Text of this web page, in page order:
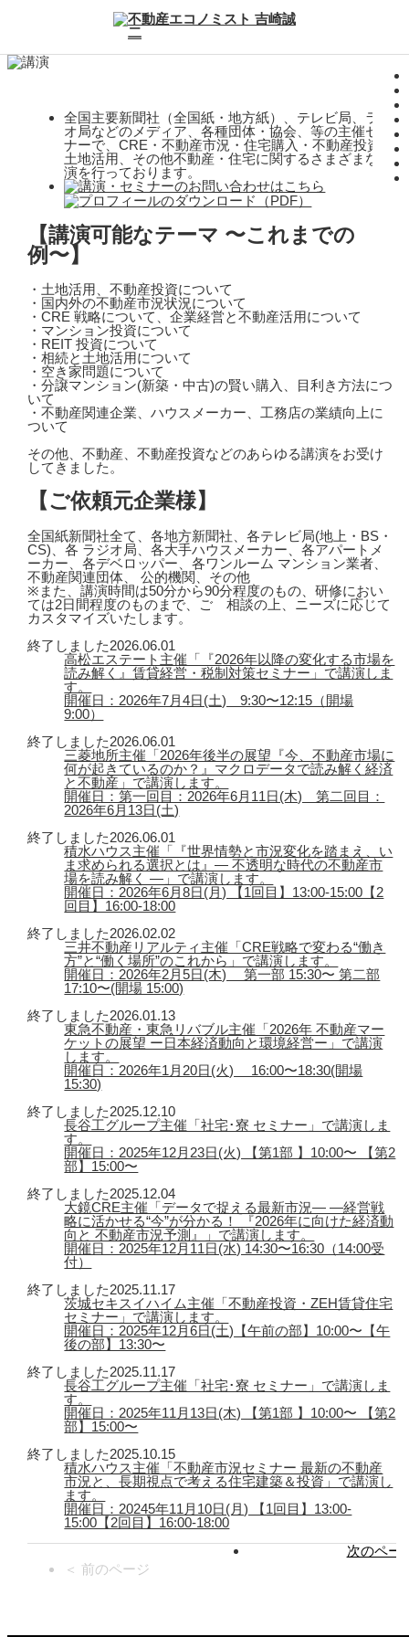
全国主要新聞社（全国紙・地方紙）、テレビ局、ラジ
オ局などのメディア、各種団体・協会、等の主催セミ
ナーで、CRE・不動産市況・住宅購入・不動産投資・
土地活用、その他不動産・住宅に関するさまざまな講
演を行っております。
【講演可能なテーマ 〜これまでの
例〜】
・土地活用、不動産投資について
・国内外の不動産市況状況について
・CRE 戦略について、企業経営と不動産活用について
・マンション投資について
・REIT 投資について
・相続と土地活用について
・空き家問題について
・分譲マンション(新築・中古)の賢い購入、目利き方法につ
いて
・不動産関連企業、ハウスメーカー、工務店の業績向上に
ついて
その他、不動産、不動産投資などのあらゆる講演をお受け
してきました。
【ご依頼元企業様】
全国紙新聞社全て、各地方新聞社、各テレビ局(地上・BS・
CS)、各 ラジオ局、各大手ハウスメーカー、各アパートメ
ーカー、各デベロッパー、各ワンルーム マンション業者、
不動産関連団体、 公的機関、その他
※また、講演時間は50分から90分程度のもの、研修におい
ては2日間程度のものまで、ご゙相談の上、ニーズに応じて
カスタマイズいたします。
終了しました2026.06.01
高松エステート主催「『2026年以降の変化する市場を
読み解く』賃貸経営・税制対策セミナー」で講演しま
す。
開催日：2026年7月4日(土) 9:30〜12:15（開場
9:00）
終了しました2026.06.01
三菱地所主催「2026年後半の展望『今、不動産市場に
何が起きているのか？』マクロデータで読み解く経済
と不動産」で講演します。
開催日：第一回目：2026年6月11日(木) 第二回目：
2026年6月13日(土)
終了しました2026.06.01
積水ハウス主催「『世界情勢と市況変化を踏まえ、い
ま求められる選択とは』― 不透明な時代の不動産市
場を読み解く ―」で講演します。
開催日：2026年6月8日(月) 【1回目】13:00-15:00【2
回目】16:00-18:00
終了しました2026.02.02
三井不動産リアルティ主催「CRE戦略で変わる“働き
方”と“働く場所”のこれから」で講演します。
開催日：2026年2月5日(木) 第一部 15:30〜 第二部
17:10〜(開場 15:00)
終了しました2026.01.13
東急不動産・東急リバブル主催「2026年 不動産マー
ケットの展望 ー日本経済動向と環境経営ー」で講演
します。
開催日：2026年1月20日(火) 16:00〜18:30(開場
15:30)
終了しました2025.12.10
長谷工グループ主催「社宅･寮 セミナー」で講演しま
す。
開催日：2025年12月23日(火) 【第1部 】10:00〜 【第2
部】15:00〜
終了しました2025.12.04
大鏡CRE主催「データで捉える最新市況― ―経営戦
略に活かせる“今”が分かる！ 『2026年に向けた経済動
向と 不動産市況予測』」で講演します。
開催日：2025年12月11日(水) 14:30〜16:30（14:00受
付）
終了しました2025.11.17
茨城セキスイハイム主催「不動産投資・ZEH賃貸住宅
セミナー」で講演します。
開催日：2025年12月6日(土)【午前の部】10:00〜【午
後の部】13:30〜
終了しました2025.11.17
長谷工グループ主催「社宅･寮 セミナー」で講演しま
す。
開催日：2025年11月13日(木) 【第1部 】10:00〜 【第2
部】15:00〜
終了しました2025.10.15
積水ハウス主催「不動産市況セミナー 最新の不動産
市況と、長期視点で考える住宅建築＆投資」で講演し
ます。
開催日：20245年11月10日(月) 【1回目】13:00-
15:00【2回目】16:00-18:00
＜ 前のページ
次のペー